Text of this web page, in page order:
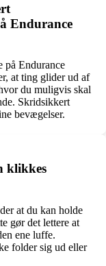
Endurance
på Endurance
at ting glider ud af
du muligvis skal
Skridsikkert
bevægelser.
klikkes
at du kan holde
gør det lettere at
ene luffe.
folder sig ud eller